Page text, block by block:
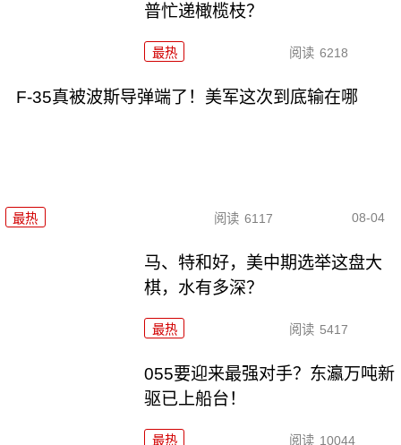
普忙递橄榄枝？
最热 阅读 6218
F-35真被波斯导弹端了！美军这次到底输在哪
最热 阅读 6117 08-04
马、特和好，美中期选举这盘大
棋，水有多深？
最热 阅读 5417
055要迎来最强对手？东瀛万吨新
驱已上船台！
最热 阅读 10044